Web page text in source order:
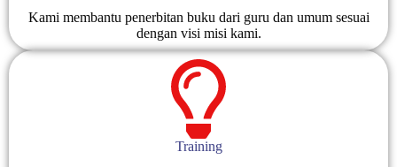
Kami membantu penerbitan buku dari guru dan umum sesuai
dengan visi misi kami.
Training